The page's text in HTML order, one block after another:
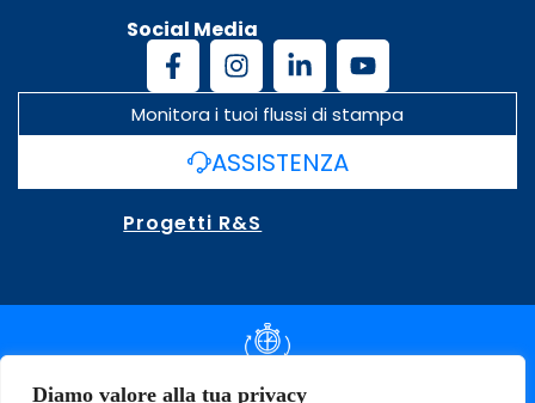
Diamo valore alla tua privacy
Social Media
Monitora i tuoi flussi di stampa
ASSISTENZA
Progetti R&S
DOCUMENTAZIONE SLA